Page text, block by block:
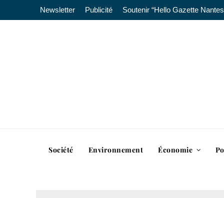
Newsletter Publicité Soutenir “Hello Gazette
Société Environnement Économie